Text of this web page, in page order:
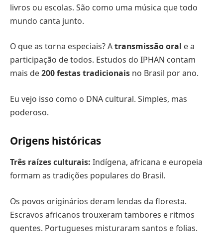
livros ou escolas. São como uma música que todo
mundo canta junto.
O que as torna especiais? Atransmissão oral e a
participação de todos. Estudos do IPHAN contam
mais de200 festas tradicionais no Brasil por ano.
Eu vejo isso como o DNA cultural. Simples, mas
poderoso.
Origens históricas
Três raízes culturais: Indígena, africana e europeia
formam as tradições populares do Brasil.
Os povos originários deram lendas da floresta.
Escravos africanos trouxeram tambores e ritmos
quentes. Portugueses misturaram santos e folias.